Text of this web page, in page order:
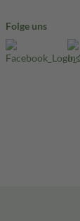
Folge uns